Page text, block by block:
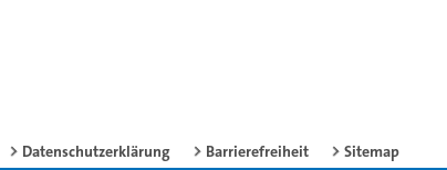
Datenschutzerklärung Barrierefreiheit Sitemap